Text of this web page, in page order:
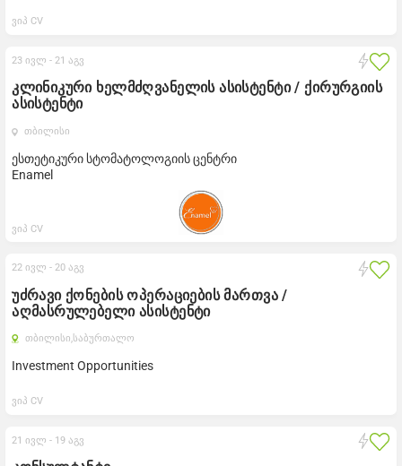
ვიპ CV
კლინიკური ხელმძღვანელის ასისტენტი / ქირურგიის
ასისტენტი
თბილისი
ესთეტიკური სტომატოლოგიის ცენტრი
Enamel
23 ივლ -21 აგვ
ვიპ CV
უძრავი ქონების ოპერაციების მართვა /
აღმასრულებელი ასისტენტი
თბილისი,საბურთალო
Investment Opportunities
22 ივლ -20 აგვ
ვიპ CV
21 ივლ - 19 აგვ